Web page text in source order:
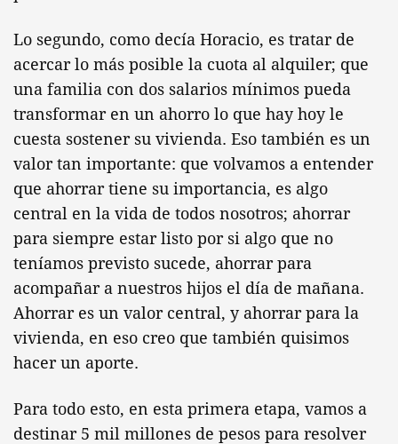
Lo segundo, como decía Horacio, es tratar de
acercar lo más posible la cuota al alquiler; que
una familia con dos salarios mínimos pueda
transformar en un ahorro lo que hay hoy le
cuesta sostener su vivienda. Eso también es un
valor tan importante: que volvamos a entender
que ahorrar tiene su importancia, es algo
central en la vida de todos nosotros; ahorrar
para siempre estar listo por si algo que no
teníamos previsto sucede, ahorrar para
acompañar a nuestros hijos el día de mañana.
Ahorrar es un valor central, y ahorrar para la
vivienda, en eso creo que también quisimos
hacer un aporte.
Para todo esto, en esta primera etapa, vamos a
destinar 5 mil millones de pesos para resolver